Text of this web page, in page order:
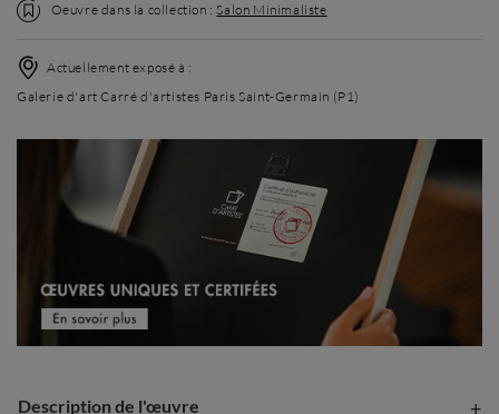
Oeuvre dans la collection :Salon Minimaliste
Actuellement exposé à :
Galerie d'art Carré d'artistes Paris Saint-Germain (P1)
Description de l'œuvre